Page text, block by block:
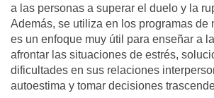
a las personas a superar el duelo y la
Además, se utiliza en los programas de
es un enfoque muy útil para enseñar a
afrontar las situaciones de estrés,
dificultades en sus relaciones
autoestima y tomar decisiones